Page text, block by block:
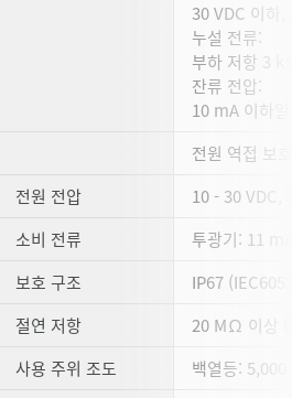
30 VDC 이하
누설 전류:
부하 저항 3
잔류 전압:
10 mA 이하
전원 역접 보
전원 전압
10 - 30 VDC,
소비 전류
투광기: 11
보호 구조
IP67
절연 저항
20 MΩ 이상
사용 주위 조도
백열등: